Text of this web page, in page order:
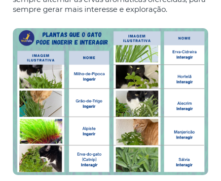
sempre gerar mais interesse e exploração.